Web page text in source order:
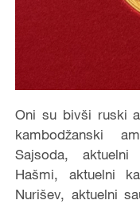
Oni su bivši ruski
kambodžanski
Sajsoda, aktuelni
Hašmi, aktuelni
Nurišev, aktuelni